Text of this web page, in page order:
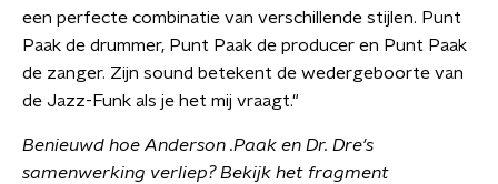
een perfecte combinatie van verschillende stijlen. Punt
Paak de drummer, Punt Paak de producer en Punt Paak
de zanger. Zijn sound betekent de wedergeboorte van
de Jazz-Funk als je het mij vraagt."
Benieuwd hoe Anderson .Paak en Dr. Dre's
samenwerking verliep? Bekijk het fragment